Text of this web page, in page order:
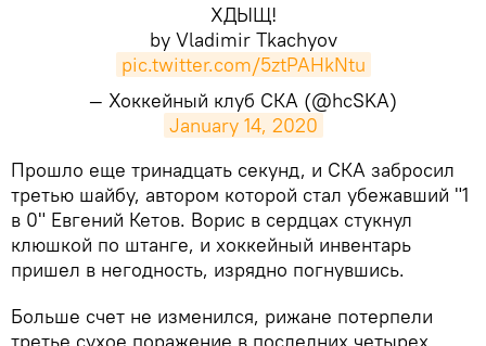
ХДЫЩ!
by Vladimir Tkachyov
pic.twitter.com/5ztPAHkNtu
— Хоккейный клуб СКА (@hcSKA)
January 14, 2020
​Прошло еще тринадцать секунд, и СКА забросил
третью шайбу, автором которой стал убежавший "1
в 0" Евгений Кетов. Ворис в сердцах стукнул
клюшкой по штанге, и хоккейный инвентарь
пришел в негодность, изрядно погнувшись.
Больше счет не изменился, рижане потерпели
третье сухое поражение в последних четырех